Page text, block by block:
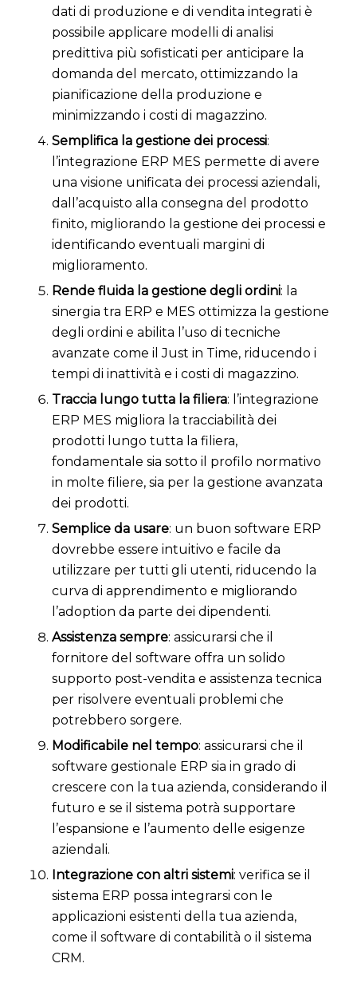
dati di produzione e di vendita integrati è
possibile applicare modelli di analisi
predittiva più sofisticati per anticipare la
domanda del mercato, ottimizzando la
pianificazione della produzione e
minimizzando i costi di magazzino.
Semplifica la gestione dei processi:
l’integrazione ERP MES permette di avere
una visione unificata dei processi aziendali,
dall’acquisto alla consegna del prodotto
finito, migliorando la gestione dei processi e
identificando eventuali margini di
miglioramento.
Rende fluida la gestione degli ordini: la
sinergia tra ERP e MES ottimizza la gestione
degli ordini e abilita l’uso di tecniche
avanzate come il Just in Time, riducendo i
tempi di inattività e i costi di magazzino.
Traccia lungo tutta la filiera: l’integrazione
ERP MES migliora la tracciabilità dei
prodotti lungo tutta la filiera,
fondamentale sia sotto il profilo normativo
in molte filiere, sia per la gestione avanzata
dei prodotti.
Semplice da usare: un buon software ERP
dovrebbe essere intuitivo e facile da
utilizzare per tutti gli utenti, riducendo la
curva di apprendimento e migliorando
l’adoption da parte dei dipendenti.
Assistenza sempre: assicurarsi che il
fornitore del software offra un solido
supporto post-vendita e assistenza tecnica
per risolvere eventuali problemi che
potrebbero sorgere.
Modificabile nel tempo: assicurarsi che il
software gestionale ERP sia in grado di
crescere con la tua azienda, considerando il
futuro e se il sistema potrà supportare
l’espansione e l’aumento delle esigenze
aziendali.
Integrazione con altri sistemi: verifica se il
sistema ERP possa integrarsi con le
applicazioni esistenti della tua azienda,
come il software di contabilità o il sistema
CRM.